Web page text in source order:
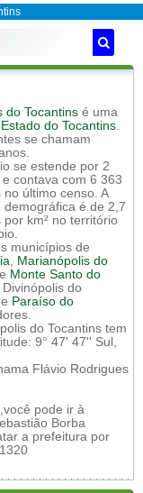
do Tocantins é uma
Estado do Tocantins.
se chamam
se estende por 2
e contava com 6 363
no último censo. A
demográfica é de 2,7
por km² no território
municípios de
, Marianópolis do
e Monte Santo do
Divinópolis do
Paraíso do
do Tocantins tem
9° 47' 47'' Sul,
Flávio Rodrigues
pode ir à
Borba
a prefeitura por